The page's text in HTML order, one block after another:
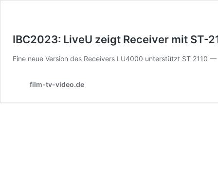
IBC2023: LiveU zeigt Receiver mit ST-
Eine neue Version des Receivers LU4000 unterstützt ST 2110
film-tv-video.de